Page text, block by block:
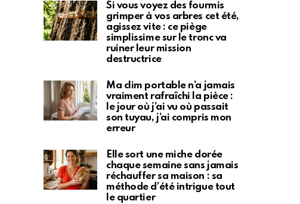
Si vous voyez des fourmis
grimper à vos arbres cet été,
agissez vite : ce piège
simplissime sur le tronc va
ruiner leur mission
destructrice
Ma clim portable n’a jamais
vraiment rafraîchi la pièce :
le jour où j’ai vu où passait
son tuyau, j’ai compris mon
erreur
Elle sort une miche dorée
chaque semaine sans jamais
réchauffer sa maison : sa
méthode d’été intrigue tout
le quartier